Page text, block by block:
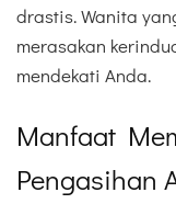
drastis. Wanita
merasakan
mendekati Anda.
Manfaat
Pengasihan